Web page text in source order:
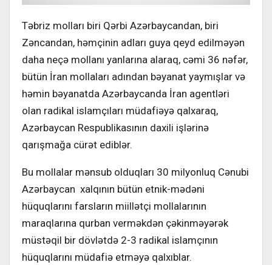
Təbriz molları biri Qərbi Azərbaycandan, biri
Zəncandan, həmçinin adları guya qeyd edilməyən
daha neçə mollanı yanlarına alaraq, cəmi 36 nəfər,
bütün İran mollaları adından bəyanat yaymışlar və
həmin bəyanatda Azərbaycanda İran agentləri
olan radikal islamçıları müdafiəyə qalxaraq,
Azərbaycan Respublikasının daxili işlərinə
qarışmağa cürət ediblər.
Bu mollalar mənsub olduqları 30 milyonluq Cənubi
Azərbaycan xalqının bütün etnik-mədəni
hüquqlarını farsların miillətçi mollalarının
maraqlarına qurban verməkdən çəkinməyərək
müstəqil bir dövlətdə 2-3 radikal islamçının
hüquqlarını müdafiə etməyə qalxıblar.